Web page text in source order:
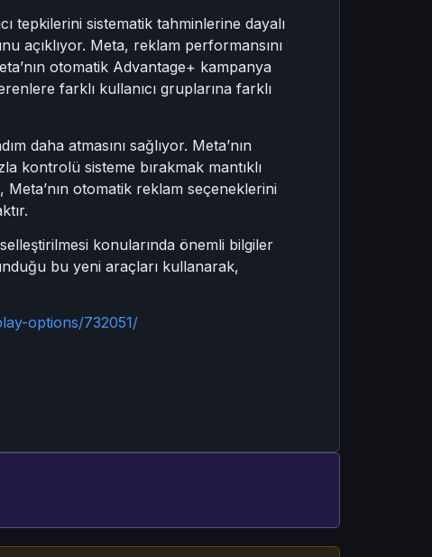
tepkilerini sistematik tahminlerine dayalı
açıklıyor. Meta, reklam performansını
otomatik Advantage+ kampanya
farklı kullanıcı gruplarına farklı
daha atmasını sağlıyor. Meta’nın
kontrolü sisteme bırakmak mantıklı
otomatik reklam seçeneklerini
konularında önemli bilgiler
bu yeni araçları kullanarak,
options/732051/